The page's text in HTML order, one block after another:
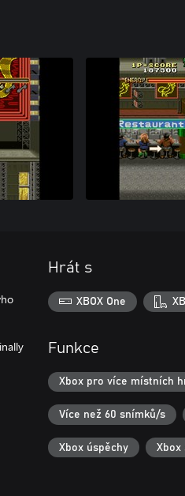
Hrát s
XBOX One
Funkce
Xbox pro více místních
Více než 60 snímků/s
Xbox úspěchy Xbox